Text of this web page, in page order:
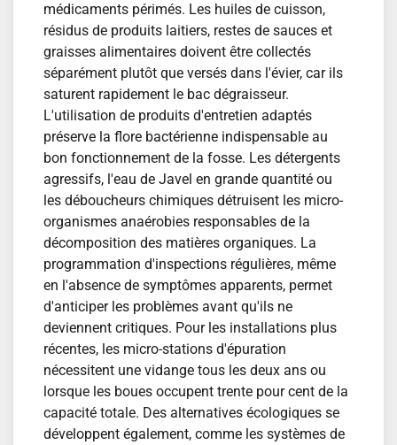
médicaments périmés. Les huiles de cuisson,
résidus de produits laitiers, restes de sauces et
graisses alimentaires doivent être collectés
séparément plutôt que versés dans l'évier, car ils
saturent rapidement le bac dégraisseur.
L'utilisation de produits d'entretien adaptés
préserve la flore bactérienne indispensable au
bon fonctionnement de la fosse. Les détergents
agressifs, l'eau de Javel en grande quantité ou
les déboucheurs chimiques détruisent les micro-
organismes anaérobies responsables de la
décomposition des matières organiques. La
programmation d'inspections régulières, même
en l'absence de symptômes apparents, permet
d'anticiper les problèmes avant qu'ils ne
deviennent critiques. Pour les installations plus
récentes, les micro-stations d'épuration
nécessitent une vidange tous les deux ans ou
lorsque les boues occupent trente pour cent de la
capacité totale. Des alternatives écologiques se
développent également, comme les systèmes de